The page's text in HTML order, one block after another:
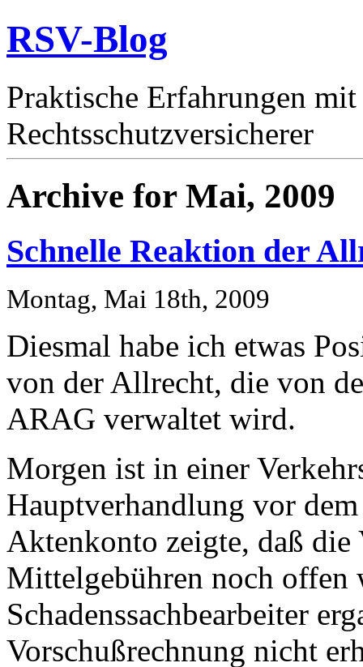
RSV-Blog
Praktische Erfahrungen
Rechtsschutzversicherer
Archive for Mai, 2009
Schnelle Reaktion der
Montag, Mai 18th, 2009
Diesmal habe ich etwas
von der Allrecht, die von
ARAG verwaltet wird.
Morgen ist in einer
Hauptverhandlung vor
Aktenkonto zeigte, daß
Mittelgebühren noch offen
Schadenssachbearbeiter
Vorschußrechnung nicht